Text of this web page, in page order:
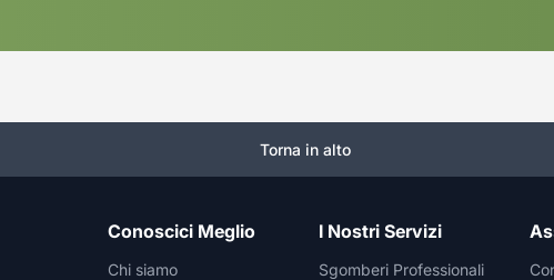
Torna in alto
Conoscici Meglio
Chi siamo
I Nostri Servizi
Sgomberi Professionali